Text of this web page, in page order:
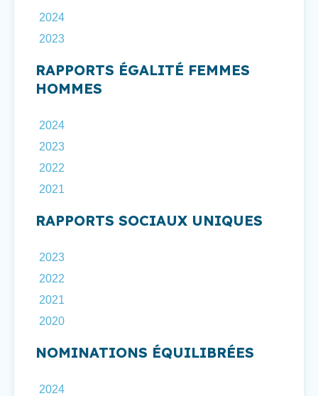
2024
2023
RAPPORTS ÉGALITÉ FEMMES
HOMMES
2024
2023
2022
2021
RAPPORTS SOCIAUX UNIQUES
2023
2022
2021
2020
NOMINATIONS ÉQUILIBRÉES
2024